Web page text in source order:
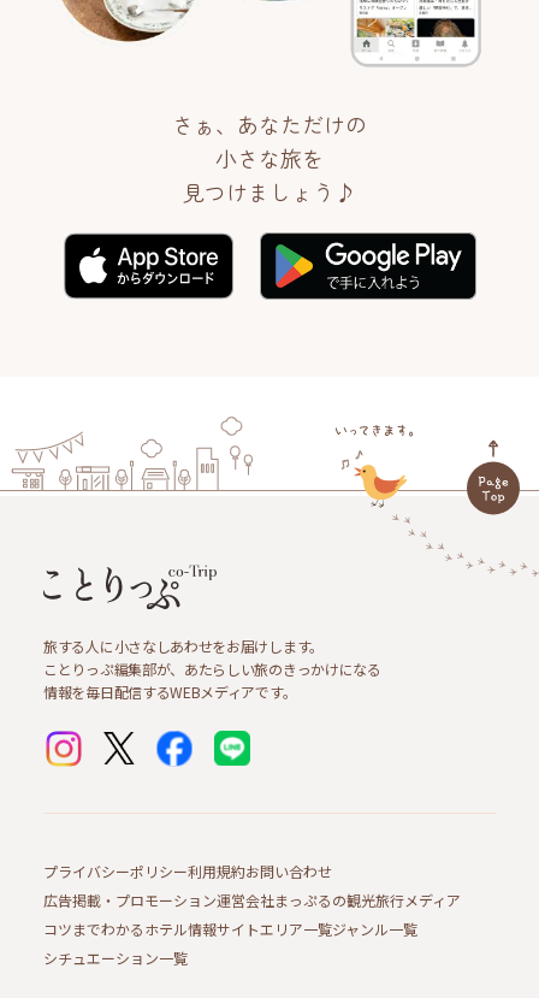
さぁ、あなただけの
小さな旅を
見つけましょう♪
旅する人に小さなしあわせをお届けします。
ことりっぷ編集部が、あたらしい旅のきっかけになる
情報を毎日配信するWEBメディアです。
プライバシーポリシー利用規約お問い合わせ
広告掲載・プロモーション運営会社まっぷるの観光旅行メディア
コツまでわかるホテル情報サイトエリア一覧ジャンル一覧
シチュエーション一覧